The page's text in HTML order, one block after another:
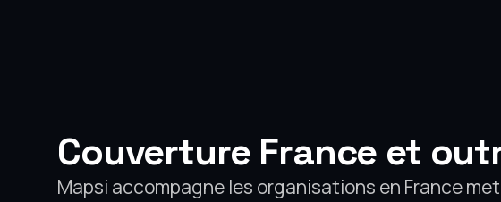
Couverture France et
Mapsi accompagne les organisations en France